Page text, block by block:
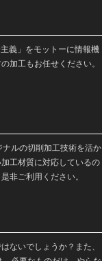
義」をモットーに情報機
加工もお任せください。
ルの切削加工技術を活か
工材質に対応しているの
非ご利用ください。
ないでしょうか？また、